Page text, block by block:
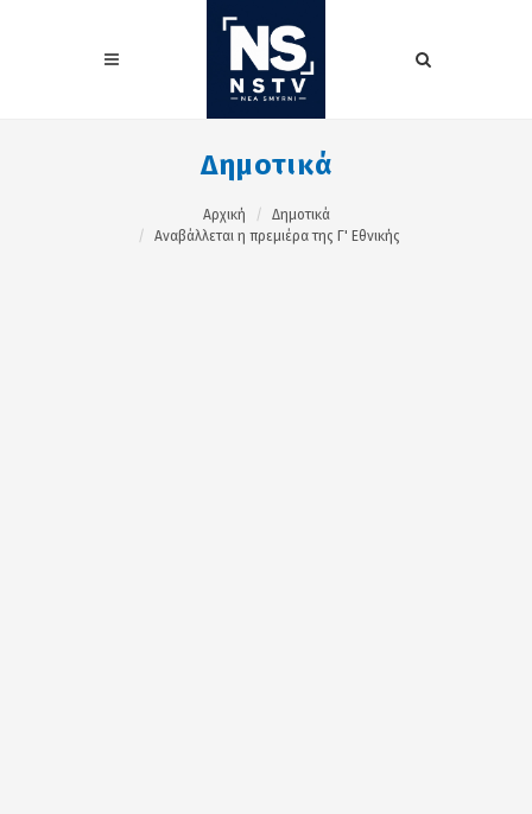
Δημοτικά
Αρχική
Δημοτικά
Αναβάλλεται η πρεμιέρα της Γ' Εθνικής